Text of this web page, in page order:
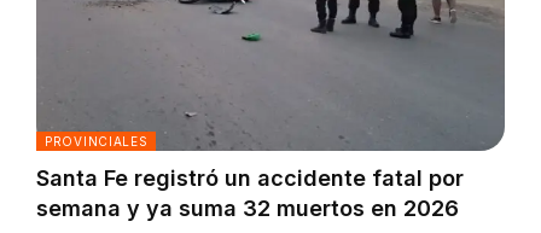
PROVINCIALES
Santa Fe registró un accidente fatal por
semana y ya suma 32 muertos en 2026